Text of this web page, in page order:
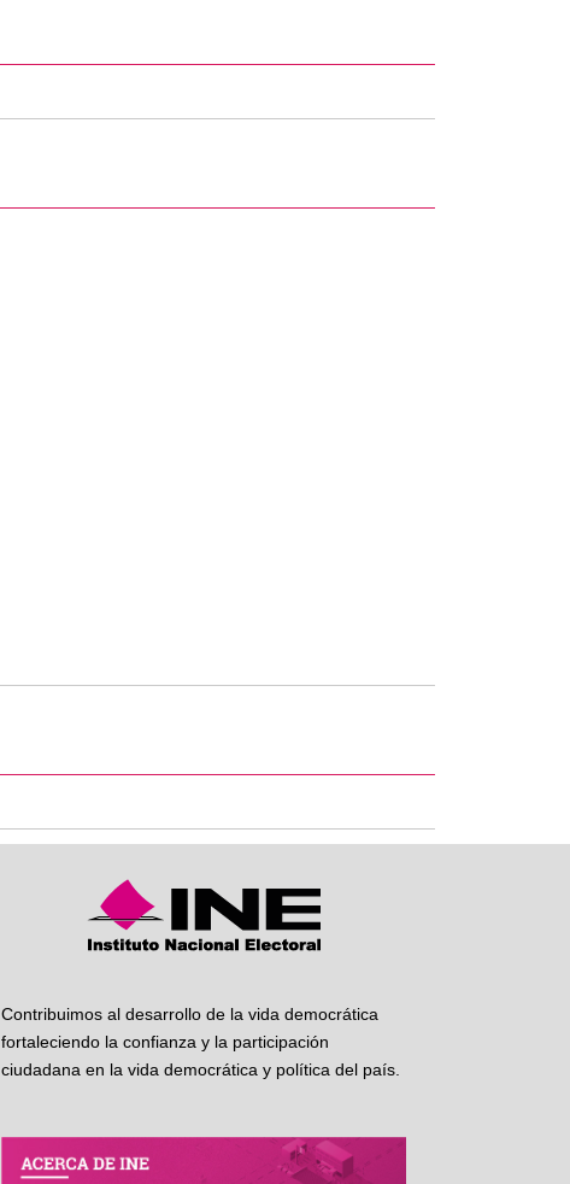
Contribuimos al desarrollo de la vida democrática
fortaleciendo la confianza y la participación
ciudadana en la vida democrática y política del país.